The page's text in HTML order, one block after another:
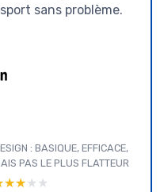
sans problème.
: BASIQUE, EFFICACE,
PAS LE PLUS FLATTEUR